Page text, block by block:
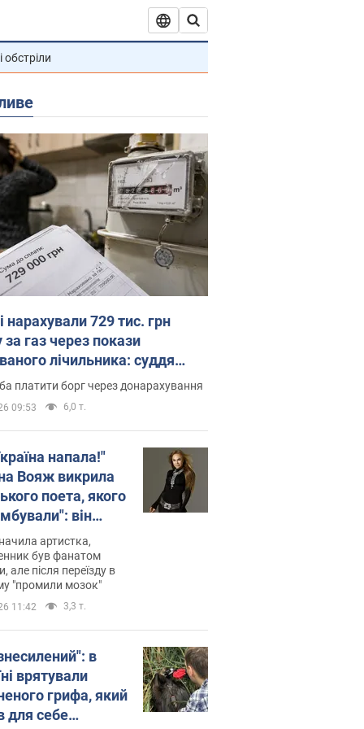
обстріли
нарахували 729 тис. грн
за газ через покази
лічильника: суддя
неочікуване рішення
платити борг через донарахування
09:53 6,0 т.
напала!"
Вояж викрила
поета, якого
він
російської не
тепер хоче
українців
артистка,
був фанатом
але після переїзду в
"промили мозок"
11:42 3,3 т.
в
врятували
грифа, який
для себе